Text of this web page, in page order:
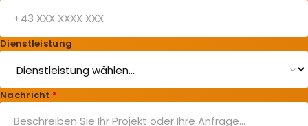
Dienstleistung
Nachricht *